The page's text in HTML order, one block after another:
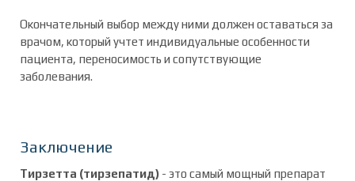
Окончательный выбор между ними должен оставаться за
врачом, который учтет индивидуальные особенности
пациента, переносимость и сопутствующие
заболевания.
Заключение
Тирзетта (тирзепатид) - это самый мощный препарат